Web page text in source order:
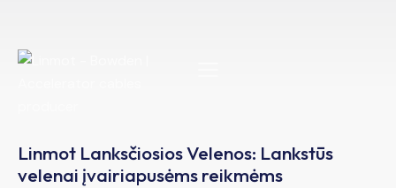
Linmot Lanksčiosios Velenos: Lankstūs
velenai įvairiapusėms reikmėms